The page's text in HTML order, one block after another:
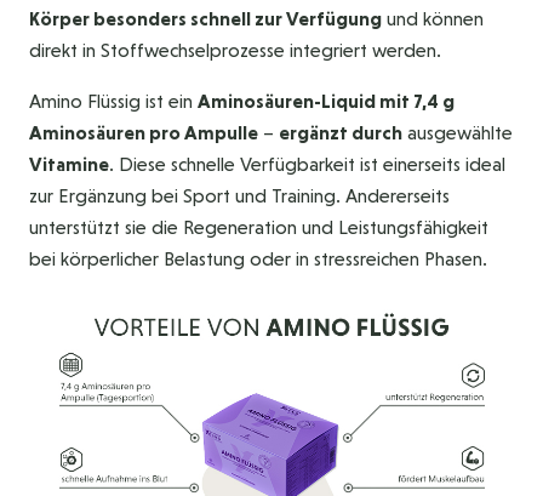
Körper besonders schnell zur Verfügung und können
direkt in Stoffwechselprozesse integriert werden.
Amino Flüssig ist ein Aminosäuren-Liquid mit 7,4 g
Aminosäuren pro Ampulle – ergänzt durch ausgewählte
Vitamine. Diese schnelle Verfügbarkeit ist einerseits ideal
zur Ergänzung bei Sport und Training. Andererseits
unterstützt sie die Regeneration und Leistungsfähigkeit
bei körperlicher Belastung oder in stressreichen Phasen.